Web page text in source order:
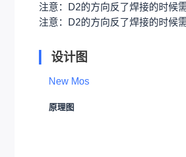
注意：D2的方向反了焊接的时候
注意：D2的方向反了焊接的时候
设计图
New Mos
原理图